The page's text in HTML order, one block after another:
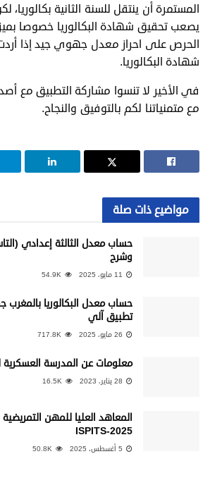
المستمرة أن ينتقل للسنة الثانية
يصعب تحقيق شهادة البكالوريا خصوصا
الحرص على احراز معدل جهوي جيد إذا
شهادة البكالوريا.
في الأخير لا تنسوا مشاركة التطبيق مع
مع متمنياتنا لكم بالتوفيق والنجاح.
مواضيع ذات صلة
حساب معدل الثالثة إعدادي
وشرح
حساب معدل البكالوريا
تطبيق آلي
معلومات عن المدرسة العسكرية
المعاهد العليا للمهن
ISPITS-2025